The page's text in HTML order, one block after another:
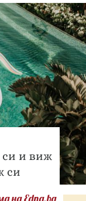
си и виж
си
на Edna.bg